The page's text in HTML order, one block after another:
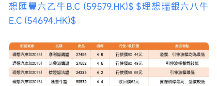
想匯豐六乙牛B.C (59579.HK)$ $理想瑞銀六八牛
E.C (54694.HK)$